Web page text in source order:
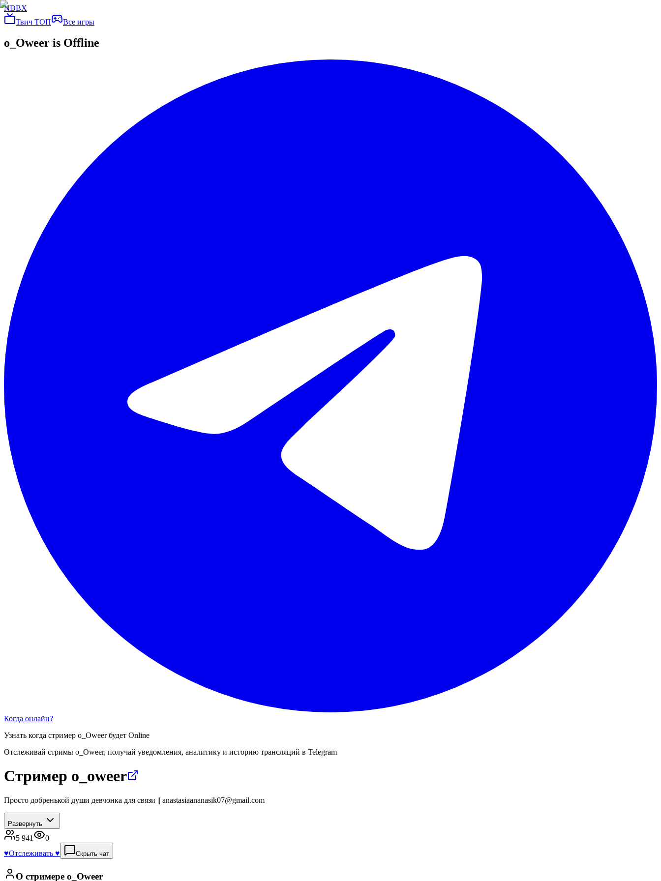
NDBX
Твич ТОП
Все игры
o_Oweer is Offline
Когда онлайн?
Узнать когда стример o_Oweerбудет Online
Отслеживай стримы o_Oweer, получай уведомления, аналитику и историю трансляций в Telegram
Стример o_oweer
Просто добренькой души девчонка для связи || anastasiaananasik07@gmail.com
Развернуть
5 941
0
♥️Отслеживать ♥️ Скрыть чат
О стримере o_Oweer